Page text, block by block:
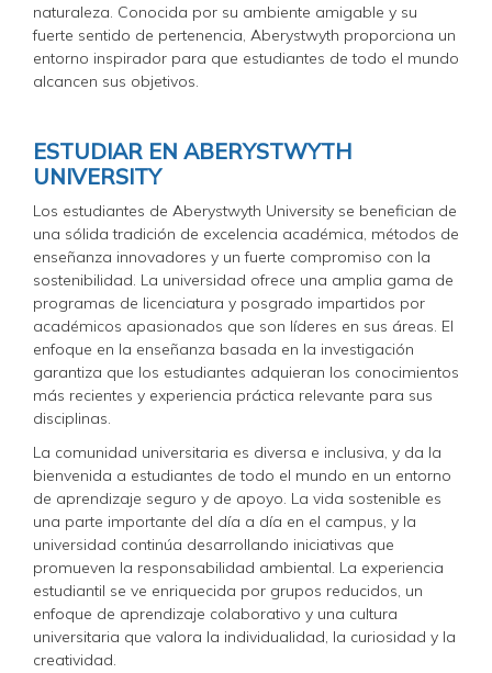
naturaleza. Conocida por su ambiente amigable y su
fuerte sentido de pertenencia, Aberystwyth proporciona un
entorno inspirador para que estudiantes de todo el mundo
alcancen sus objetivos.
ESTUDIAR EN ABERYSTWYTH
UNIVERSITY
Los estudiantes de Aberystwyth University se benefician de
una sólida tradición de excelencia académica, métodos de
enseñanza innovadores y un fuerte compromiso con la
sostenibilidad. La universidad ofrece una amplia gama de
programas de licenciatura y posgrado impartidos por
académicos apasionados que son líderes en sus áreas. El
enfoque en la enseñanza basada en la investigación
garantiza que los estudiantes adquieran los conocimientos
más recientes y experiencia práctica relevante para sus
disciplinas.
La comunidad universitaria es diversa e inclusiva, y da la
bienvenida a estudiantes de todo el mundo en un entorno
de aprendizaje seguro y de apoyo. La vida sostenible es
una parte importante del día a día en el campus, y la
universidad continúa desarrollando iniciativas que
promueven la responsabilidad ambiental. La experiencia
estudiantil se ve enriquecida por grupos reducidos, un
enfoque de aprendizaje colaborativo y una cultura
universitaria que valora la individualidad, la curiosidad y la
creatividad.